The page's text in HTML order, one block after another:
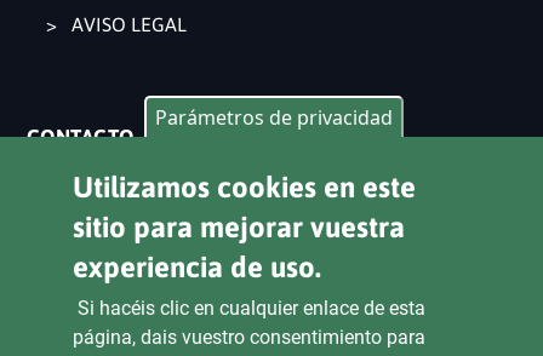
AVISO LEGAL
CONTACTO
Pl. Ajuntament 9, 2° 46002. València
963 53 37 90
CANALES DE ATENCIÓN CIUDADANA
Parámetros de privacidad
Utilizamos cookies en este
sitio para mejorar vuestra
experiencia de uso.
Si hacéis clic en cualquier enlace de esta
página, dais vuestro consentimiento para